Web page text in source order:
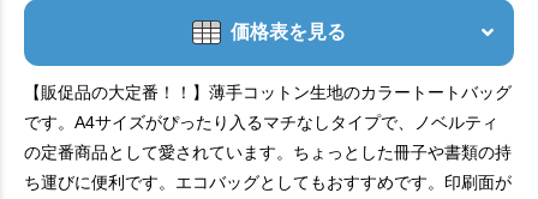
価格表を見る
【販促品の大定番！！】薄手コットン生地のカラートートバッグ
です。A4サイズがぴったり入るマチなしタイプで、ノベルティ
の定番商品として愛されています。ちょっとした冊子や書類の持
ち運びに便利です。エコバッグとしてもおすすめです。印刷面が